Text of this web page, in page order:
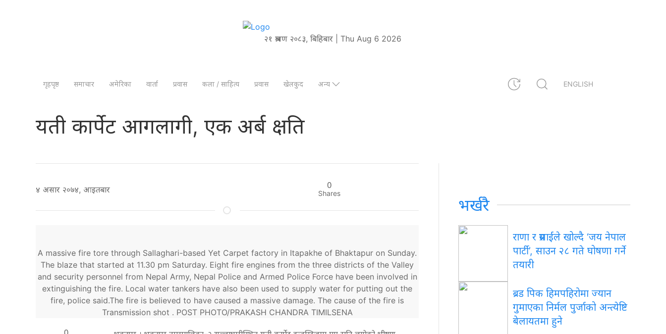
२१ श्रावण २०८३, बिहिबार | Thu Aug 6 2026
गृहपृष्ठ समाचार अमेरिका वार्ता प्रवास कला / साहित्य प्रवास खेलकुद अन्य ENGLISH
यती कार्पेट आगलागी, एक अर्ब क्षति
४ असार २०७४, आइतबार 0
Shares
A massive fire tore through Sallaghari-based Yet Carpet factory in Itapakhe of Bhaktapur on Sunday.
The blaze that started at 11.30 pm Saturday. Eight fire engines from the three districts of the Valley
and security personnel from Nepal Army, Nepal Police and Armed Police Force have been involved in
extinguishing the fire. Local water tankers have also been used to supply water for putting out the
fire, police said.The fire is believed to have caused a massive damage. The cause of the fire is
Transmission shot . POST PHOTO/PRAKASH CHANDRA TIMILSENA
भर्खरै
राणा र प्रसाईंले खोल्दै ‘जय नेपाल
पार्टी’, साउन २८ गते घोषणा गर्ने
तयारी
ब्रड पिक हिमपहिरोमा ज्यान
गुमाएका निर्मल पुर्जाको अन्त्येष्टि
बेलायतमा हुने